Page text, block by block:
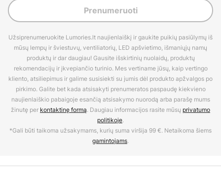
Prenumeruoti
Užsiprenumeruokite Lumories.lt naujienlaiškį ir gaukite puikių pasiūlymų iš
mūsų lempų ir šviestuvų, ventiliatorių, LED apšvietimo, išmaniųjų namų
produktų ir dar daugiau! Gausite išskirtinių nuolaidų, produktų
rekomendacijų ir įkvepiančio turinio. Mes vertiname jūsų, kaip vertingo
kliento, atsiliepimus ir galime susisiekti su jumis dėl produkto apžvalgos po
pirkimo. Galite bet kada atsisakyti prenumeratos paspaudę kiekvieno
naujienlaiškio pabaigoje esančią atsisakymo nuorodą arba parašę mums
žinutę per kontaktinę formą. Daugiau informacijos rasite mūsų privatumo
politikoje.
*Gali būti taikoma užsakymams, kurių suma viršija 99 €. Netaikoma šiems
gamintojams.